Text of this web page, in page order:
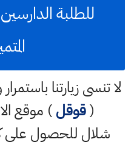
للطلبة الدارسين
لا تنسى زيارتنا
(قوقل) موقع
شلال للحصول على